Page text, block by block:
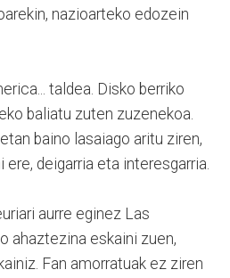
nazioarteko edozein
taldea. Disko berriko
baliatu zuten zuzenekoa.
baino lasaiago aritu ziren,
ere, deigarria eta interesgarria.
aurre eginez Las
ahaztezina eskaini zuen,
Fan amorratuak ez ziren